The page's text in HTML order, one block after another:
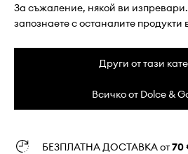
За съжаление, някой ви
запознаете с останалите
Други от тази
Всичко от Dolce &
БЕЗПЛАТНА ДОСТАВКА от70